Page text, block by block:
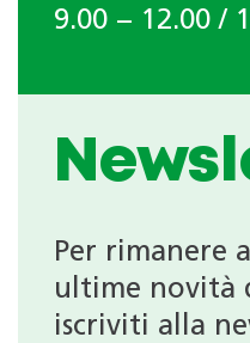
9.00 − 12.00 /
Per rimanere
ultime novità
iscriviti alla